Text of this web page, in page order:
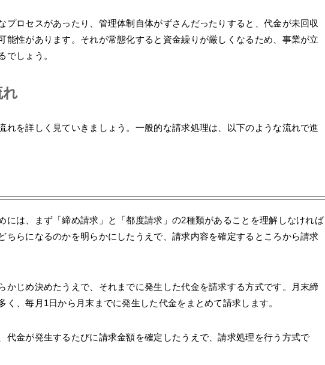
プロセスがあったり、管理体制自体がずさんだったりすると、代金が未回収
能性があります。それが常態化すると資金繰りが厳しくなるため、事業が立
でしょう。
れ
れを詳しく見ていきましょう。一般的な請求処理は、以下のような流れで進
には、まず「締め請求」と「都度請求」の2種類があることを理解しなければ
ちらになるのかを明らかにしたうえで、請求内容を確定するところから請求
かじめ決めたうえで、それまでに発生した代金を請求する方式です。月末締
く、毎月1日から月末までに発生した代金をまとめて請求します。
代金が発生するたびに請求金額を確定したうえで、請求処理を行う方式で